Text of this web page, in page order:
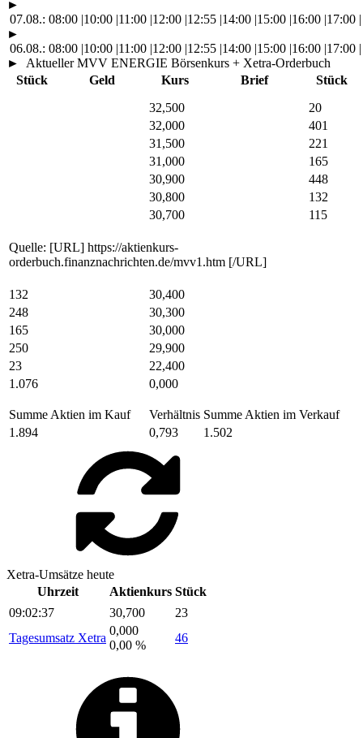
►
07.08.: 08:00 |10:00 |11:00 |12:00 |12:55 |14:00 |15:00 |16:00 |17:00 |
►
06.08.: 08:00 |10:00 |11:00 |12:00 |12:55 |14:00 |15:00 |16:00 |17:00 |
►
Aktueller MVV ENERGIE Börsenkurs + Xetra-Orderbuch
Stück
Geld Kurs Brief
Stück
32,500
20
32,000
401
31,500
221
31,000
165
30,900
448
30,800
132
30,700
115
Quelle: [URL] https://aktienkurs-
orderbuch.finanznachrichten.de/mvv1.htm [/URL]
132
30,400
248
30,300
165
30,000
250
29,900
23
22,400
1.076
0,000
Summe Aktien im Kauf Verhältnis Summe Aktien im Verkauf
1.894
0,793 1.502
Xetra-Umsätze heute
Uhrzeit
Aktienkurs Stück
09:02:37
30,700
23
Tagesumsatz Xetra
0,000
0,00 %
46